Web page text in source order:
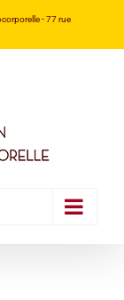
-77 rue